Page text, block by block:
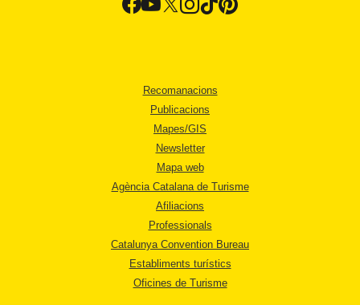
Recomanacions
Publicacions
Mapes/GIS
Newsletter
Mapa web
Agència Catalana de Turisme
Afiliacions
Professionals
Catalunya Convention Bureau
Establiments turístics
Oficines de Turisme